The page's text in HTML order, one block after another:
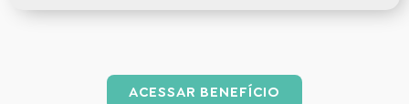
ACESSAR BENEFÍCIO